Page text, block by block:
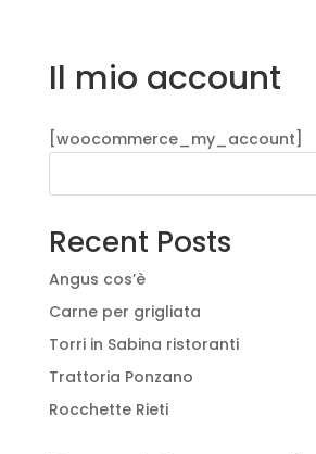
Il mio account
[woocommerce_my_account]
Recent Posts
Angus cos’è
Carne per grigliata
Torri in Sabina ristoranti
Trattoria Ponzano
Rocchette Rieti